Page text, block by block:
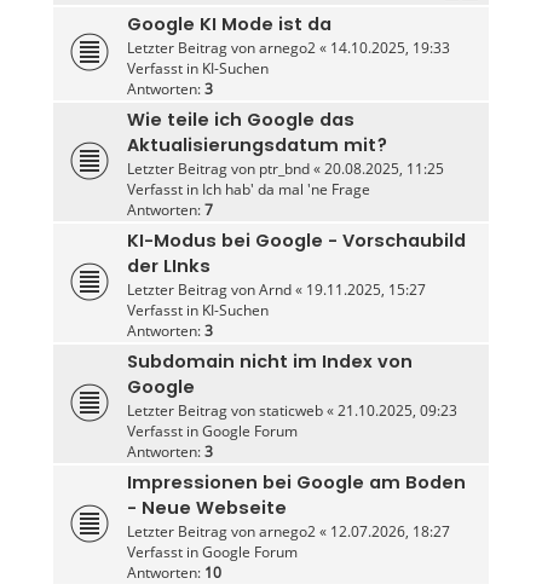
Google KI Mode ist da
Letzter Beitrag vonarnego2« 14.10.2025, 19:33
Verfasst in KI-Suchen
Antworten:3
Wie teile ich Google das
Aktualisierungsdatum mit?
Letzter Beitrag von ptr_bnd«20.08.2025, 11:25
Verfasst in Ich hab' da mal 'ne Frage
Antworten:7
KI-Modus bei Google - Vorschaubild
der LInks
Letzter Beitrag vonArnd« 19.11.2025, 15:27
Verfasst in KI-Suchen
Antworten:3
Subdomain nicht im Index von
Google
Letzter Beitrag vonstaticweb«21.10.2025, 09:23
Verfasst inGoogle Forum
Antworten:3
Impressionen bei Google am Boden
- Neue Webseite
Letzter Beitrag vonarnego2« 12.07.2026, 18:27
Verfasst inGoogle Forum
Antworten: 10